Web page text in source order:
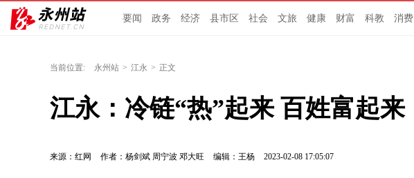
要闻 政务 经济 县市区 社会 文旅 健康 财富 科教 消费
当前位置: 永州站 > 江永 > 正文
江永：冷链“热”起来 百姓富起来
来源：红网 作者：杨剑斌 周宁波 邓大旺 编辑：王杨 2023-02-08 17:05:07